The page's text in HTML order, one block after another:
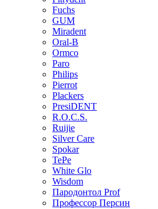
Fuchs
GUM
Miradent
Oral-B
Ormco
Paro
Philips
Pierrot
Plackers
PresiDENT
R.O.C.S.
Ruijie
Silver Care
Spokar
TePe
White Glo
Wisdom
Пародонтол Prof
Профессор Персин